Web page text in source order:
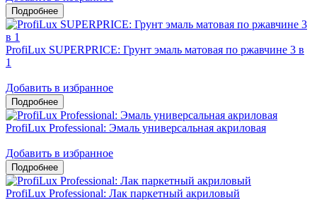
ProfiLux SUPERPRICE: Грунт эмаль матовая по ржавчине 3 в
1
Добавить в избранное
ProfiLux Professional: Эмаль универсальная акриловая
Добавить в избранное
ProfiLux Professional: Лак паркетный акриловый